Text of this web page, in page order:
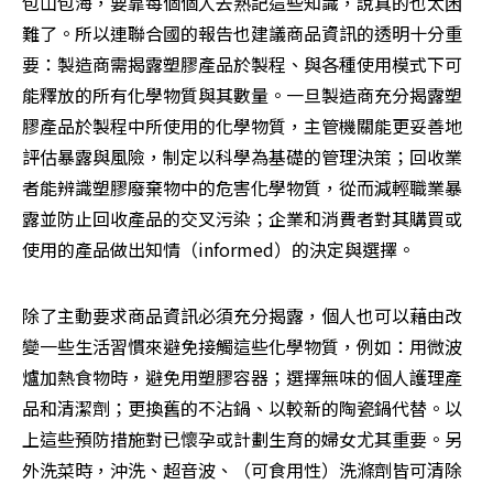
難了。所以連聯合國的報告也建議商品資訊的透明十分重
要：製造商需揭露塑膠產品於製程、與各種使用模式下可
能釋放的所有化學物質與其數量。一旦製造商充分揭露塑
膠產品於製程中所使用的化學物質，主管機關能更妥善地
評估暴露與風險，制定以科學為基礎的管理決策；回收業
者能辨識塑膠廢棄物中的危害化學物質，從而減輕職業暴
露並防止回收產品的交叉污染；企業和消費者對其購買或
使用的產品做出知情（informed）的決定與選擇。
除了主動要求商品資訊必須充分揭露，個人也可以藉由改
變一些生活習慣來避免接觸這些化學物質，例如：用微波
爐加熱食物時，避免用塑膠容器；選擇無味的個人護理產
品和清潔劑；更換舊的不沾鍋、以較新的陶瓷鍋代替。以
上這些預防措施對已懷孕或計劃生育的婦女尤其重要。另
外洗菜時，沖洗、超音波、（可食用性）洗滌劑皆可清除